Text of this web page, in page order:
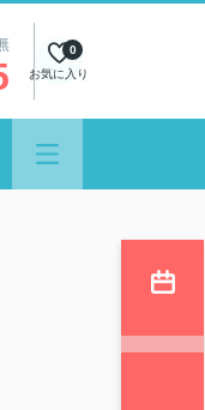
お気に入り
0